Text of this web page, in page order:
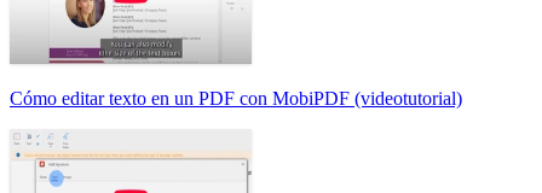
Cómo editar texto en un PDF con MobiPDF (videotutorial)